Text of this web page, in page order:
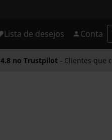
Lista de desejos Conta
4.8 no Trustpilot - Clientes que confiam em nós